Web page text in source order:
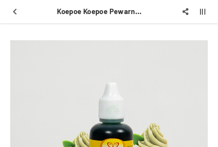
Koepoe Koepoe Pewarna Cair 30ml Hijau Tua